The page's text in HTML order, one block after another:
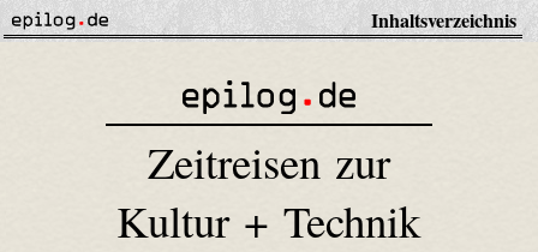
Inhaltsverzeichnis
Zeitreisen zur
Kultur + Technik